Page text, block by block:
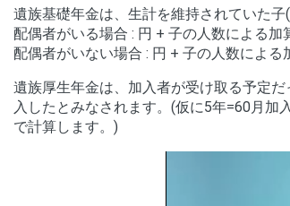
遺族基礎年金は、生計を維持されていた
配偶者がいる場合 : 円 + 子の人数による加
配偶者がいない場合 : 円 + 子の人数による
遺族厚生年金は、加入者が受け取る予定
入したとみなされます。(仮に5年=60月加
で計算します。)